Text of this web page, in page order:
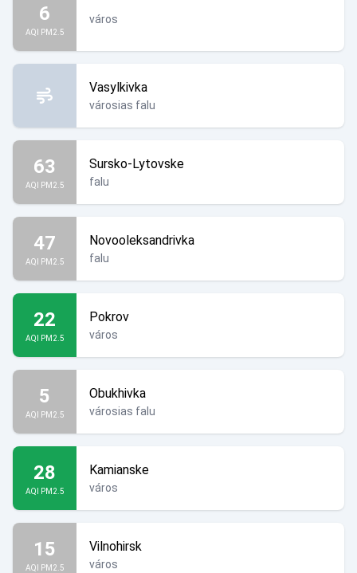
6
AQI PM2.5
város
Vasylkivka
városias falu
63
AQI PM2.5
Sursko-Lytovske
falu
47
AQI PM2.5
Novooleksandrivka
falu
22
AQI PM2.5
Pokrov
város
5
AQI PM2.5
Obukhivka
városias falu
28
AQI PM2.5
Kamianske
város
15
AQI PM2.5
Vilnohirsk
város